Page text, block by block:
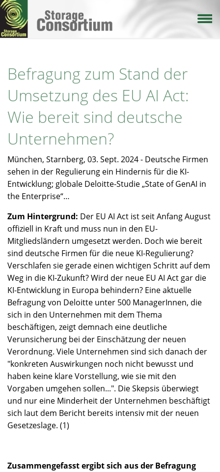
Direkt
zum
Inhalt
Befragung zum Stand der
Umsetzung des EU AI Act:
Wie bereit sind deutsche
Unternehmen?
München, Starnberg, 03. Sept. 2024 - Deutsche Firmen
sehen in der Regulierung ein Hindernis für die KI-
Entwicklung; globale Deloitte-Studie „State of GenAI in
the Enterprise“…
Zum Hintergrund: Der EU AI Act ist seit Anfang August
offiziell in Kraft und muss nun in den EU-
Mitgliedsländern umgesetzt werden. Doch wie bereit
sind deutsche Firmen für die neue KI-Regulierung?
Verschlafen sie gerade einen wichtigen Schritt auf dem
Weg in die KI-Zukunft? Wird der neue EU AI Act gar die
KI-Entwicklung in Europa behindern? Eine aktuelle
Befragung von Deloitte unter 500 ManagerInnen, die
sich in den Unternehmen mit dem Thema
beschäftigen, zeigt demnach eine deutliche
Verunsicherung bei der Einschätzung der neuen
Verordnung. Viele Unternehmen sind sich danach der
"konkreten Auswirkungen noch nicht bewusst und
haben keine klare Vorstellung, wie sie mit den
Vorgaben umgehen sollen...". Die Skepsis überwiegt
und nur eine Minderheit der Unternehmen beschäftigt
sich laut dem Bericht bereits intensiv mit der neuen
Gesetzeslage. (1)
Zusammengefasst ergibt sich aus der Befragung